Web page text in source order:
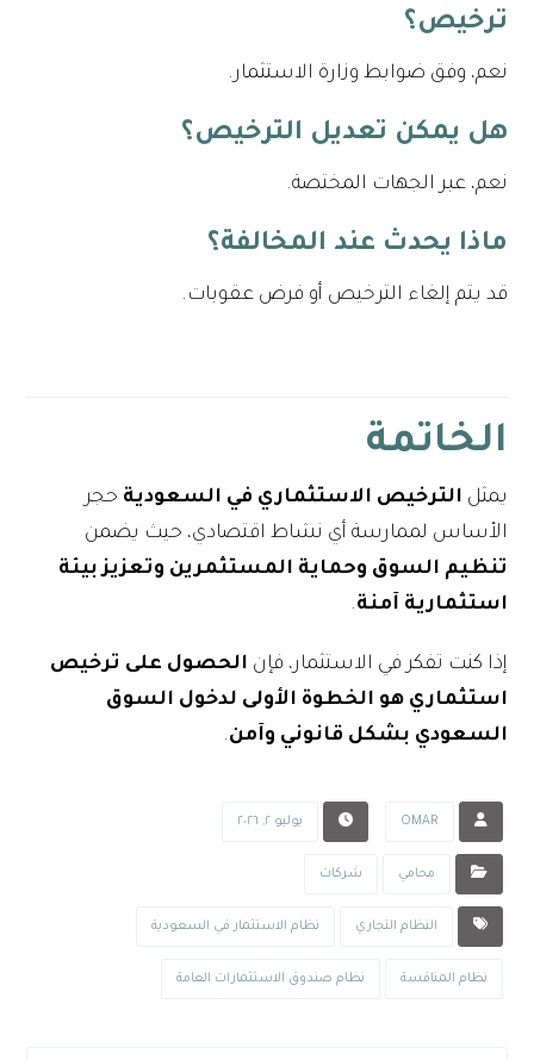
ترخيص؟
نعم، وفق ضوابط وزارة الاستثمار.
هل يمكن تعديل الترخيص؟
نعم، عبر الجهات المختصة.
ماذا يحدث عند المخالفة؟
قد يتم إلغاء الترخيص أو فرض عقوبات.
الخاتمة
يمثل الترخيص الاستثماري في السعودية حجر
الأساس لممارسة أي نشاط اقتصادي، حيث يضمن
تنظيم السوق وحماية المستثمرين وتعزيز بيئة
استثمارية آمنة.
إذا كنت تفكر في الاستثمار، فإن الحصول على ترخيص
استثماري هو الخطوة الأولى لدخول السوق
السعودي بشكل قانوني وآمن.
OMAR يوليو ٢, ٢٠٢٦
محامي شركات
النظام التجاري نظام الاستثمار في السعودية
نظام المنافسة نظام صندوق الاستثمارات العامة